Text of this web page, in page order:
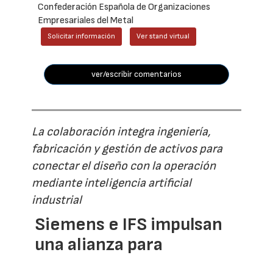
Confederación Española de Organizaciones
Empresariales del Metal
Solicitar información Ver stand virtual
ver/escribir comentarios
La colaboración integra ingeniería,
fabricación y gestión de activos para
conectar el diseño con la operación
mediante inteligencia artificial
industrial
Siemens e IFS impulsan
una alianza para